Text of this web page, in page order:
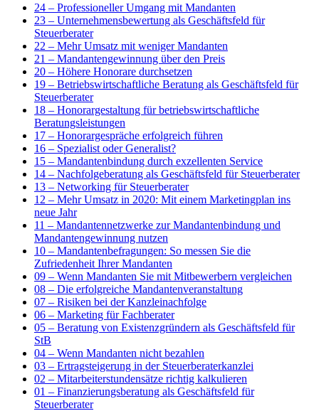
24 – Professioneller Umgang mit Mandanten
23 – Unternehmensbewertung als Geschäftsfeld für
Steuerberater
22 – Mehr Umsatz mit weniger Mandanten
21 – Mandantengewinnung über den Preis
20 – Höhere Honorare durchsetzen
19 – Betriebswirtschaftliche Beratung als Geschäftsfeld für
Steuerberater
18 – Honorargestaltung für betriebswirtschaftliche
Beratungsleistungen
17 – Honorargespräche erfolgreich führen
16 – Spezialist oder Generalist?
15 – Mandantenbindung durch exzellenten Service
14 – Nachfolgeberatung als Geschäftsfeld für Steuerberater
13 – Networking für Steuerberater
12 – Mehr Umsatz in 2020: Mit einem Marketingplan ins
neue Jahr
11 – Mandantennetzwerke zur Mandantenbindung und
Mandantengewinnung nutzen
10 – Mandantenbefragungen: So messen Sie die
Zufriedenheit Ihrer Mandanten
09 – Wenn Mandanten Sie mit Mitbewerbern vergleichen
08 – Die erfolgreiche Mandantenveranstaltung
07 – Risiken bei der Kanzleinachfolge
06 – Marketing für Fachberater
05 – Beratung von Existenzgründern als Geschäftsfeld für
StB
04 – Wenn Mandanten nicht bezahlen
03 – Ertragsteigerung in der Steuerberaterkanzlei
02 – Mitarbeiterstundensätze richtig kalkulieren
01 – Finanzierungsberatung als Geschäftsfeld für
Steuerberater